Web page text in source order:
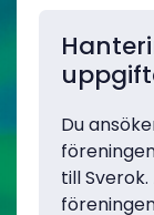
Du
till